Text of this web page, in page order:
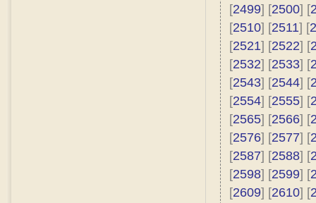
[2499] [2500] [
[2510] [2511] [
[2521] [2522] [
[2532] [2533] [
[2543] [2544] [
[2554] [2555] [
[2565] [2566] [
[2576] [2577] [
[2587] [2588] [
[2598] [2599] [
[2609] [2610] [